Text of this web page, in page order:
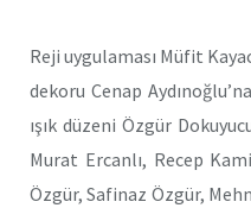
Reji uygulaması Müfit
dekoru Cenap
ışık düzeni Özgür
Murat Ercanlı, Recep
Özgür, Safinaz Özgür,